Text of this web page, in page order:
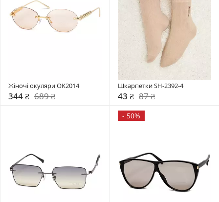
Жіночі окуляри OK2014
344 ₴ 689 ₴
Шкарпетки SH-2392-4
43 ₴ 87 ₴
- 50%